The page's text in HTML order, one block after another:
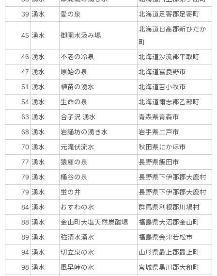
39 湧水 愛の泉 北海道足寄郡足寄町
45 湧水 御園水汲み場
北海道日高郡新ひだか
町
46 湧水 不老の冷泉 北海道沙流郡平取町
47 湧水 原始の泉 北海道富良野市
51 湧水 植苗の湧水 北海道苫小牧市
54 湧水 生命の泉 北海道爾志郡乙部町
63 湧水 合子沢 湧水 青森県青森市
68 湧水 岩誦坊の湧き水 岩手県二戸市
70 湧水 元滝伏流水 秋田県にかほ市
77 湧水 猿庫の泉 長野県飯田市
79 湧水 桶谷の泉 長野県下伊那郡大鹿村
79 湧水 蛍の井 長野県下伊那郡大鹿村
84 湧水 おすわの水 群馬県利根郡川場村
88 湧水 金山町大塩天然炭酸場 福島県大沼郡金山町
89 湧水 強清水湧水 福島県会津若松市
94 湧水 切立泉の水 山形県最上郡最上町
98 湧水 風早峠の水 宮城県黒川郡大和町